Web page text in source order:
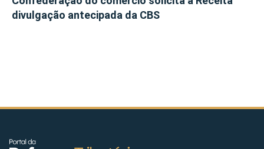
divulgação antecipada da CBS